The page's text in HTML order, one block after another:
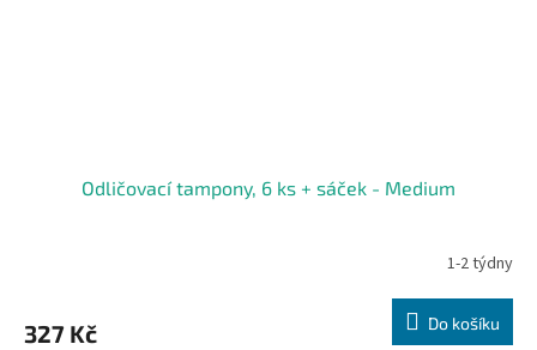
Odličovací tampony, 6 ks + sáček - Medium
1-2 týdny
327 Kč Do košíku